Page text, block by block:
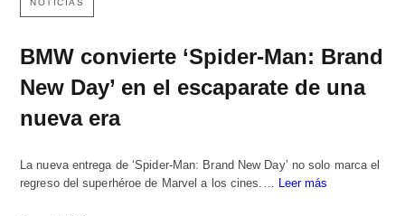
NOTICIAS
BMW convierte ‘Spider-Man: Brand
New Day’ en el escaparate de una
nueva era
La nueva entrega de ‘Spider-Man: Brand New Day’ no solo marca el
regreso del superhéroe de Marvel a los cines.… Leer más